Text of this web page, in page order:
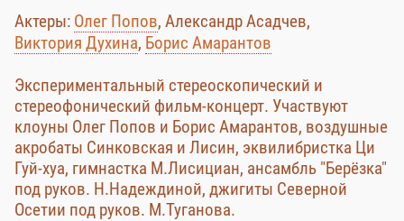
Актеры: Олег Попов, Александр Асадчев,
Виктория Духина, Борис Амарантов
Экспериментальный стереоскопический и
стереофонический фильм-концерт. Участвуют
клоуны Олег Попов и Борис Амарантов, воздушные
акробаты Синковская и Лисин, эквилибристка Ци
Гуй-хуа, гимнастка М.Лисициан, ансамбль "Берёзка"
под руков. Н.Надеждиной, джигиты Северной
Осетии под руков. М.Туганова.